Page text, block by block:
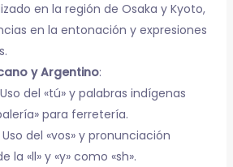
en la región de Osaka y Kyoto,
en la entonación y expresiones
y Argentino:
del «tú» y palabras indígenas
para ferretería.
Uso del «vos» y pronunciación
la «ll» y «y» como «sh».